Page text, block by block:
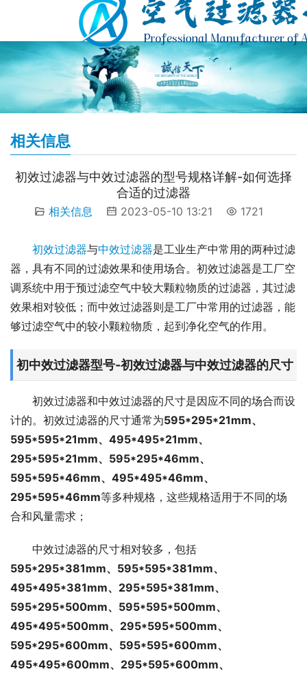
相关信息
初效过滤器与中效过滤器的型号规格详解-如何选择
合适的过滤器
相关信息 2023-05-10 13:21 1721
初效过滤器与中效过滤器是工业生产中常用的两种过滤
器，具有不同的过滤效果和使用场合。初效过滤器是工厂空
调系统中用于预过滤空气中较大颗粒物质的过滤器，其过滤
效果相对较低；而中效过滤器则是工厂中常用的过滤器，能
够过滤空气中的较小颗粒物质，起到净化空气的作用。
初中效过滤器型号-初效过滤器与中效过滤器的尺寸
初效过滤器和中效过滤器的尺寸是因应不同的场合而设
计的。初效过滤器的尺寸通常为595*295*21mm、
595*595*21mm、495*495*21mm、
295*595*21mm、595*295*46mm、
595*595*46mm、495*495*46mm、
295*595*46mm等多种规格，这些规格适用于不同的场
合和风量需求；
中效过滤器的尺寸相对较多，包括
595*295*381mm、595*595*381mm、
495*495*381mm、295*595*381mm、
595*295*500mm、595*595*500mm、
495*495*500mm、295*595*500mm、
595*295*600mm、595*595*600mm、
495*495*600mm、295*595*600mm、